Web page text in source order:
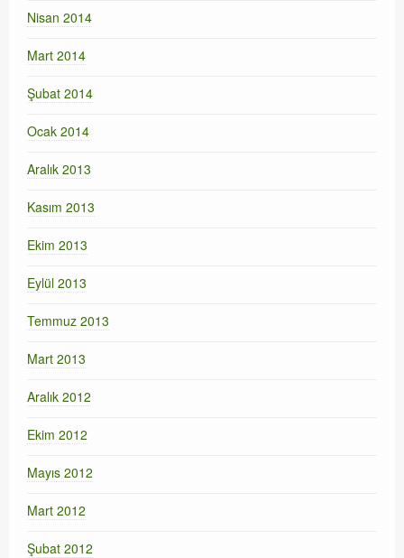
Nisan 2014
Mart 2014
Şubat 2014
Ocak 2014
Aralık 2013
Kasım 2013
Ekim 2013
Eylül 2013
Temmuz 2013
Mart 2013
Aralık 2012
Ekim 2012
Mayıs 2012
Mart 2012
Şubat 2012